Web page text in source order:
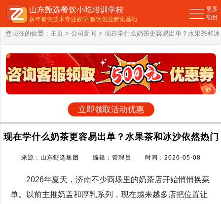
您现在的位置： 主页 > 公司新闻 > 现在学什么奶茶更容易出单？水果茶和冰
沙依然热门
立即领取活动优惠
现在学什么奶茶更容易出单？水果茶和冰沙依然热门
来源：山东甄选集团 编辑：管理员 时间：2026-05-08
2026年夏天，济南不少商场里的奶茶店开始悄悄换菜
单。以前主推奶盖和厚乳系列，现在越来越多店把位置让
山东甄选餐饮小吃培训学校
多年餐饮技术专业教学 餐饮创业孵化基地
更多
项目